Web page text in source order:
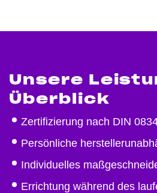
Unsere
Überblick
Zertifizierung nach DIN
Persönliche
Individuelles
Errichtung während des